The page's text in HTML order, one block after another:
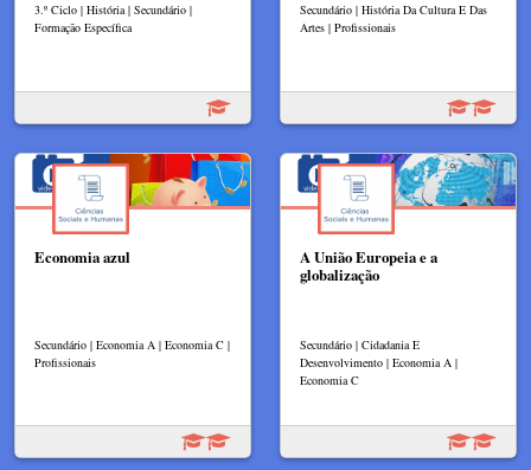
3.º Ciclo | História | Secundário |
Formação Específica
Secundário | História Da Cultura E Das
Artes | Profissionais
Economia azul
Secundário | Economia A | Economia C |
Profissionais
A União Europeia e a
globalização
Secundário | Cidadania E
Desenvolvimento | Economia A |
Economia C